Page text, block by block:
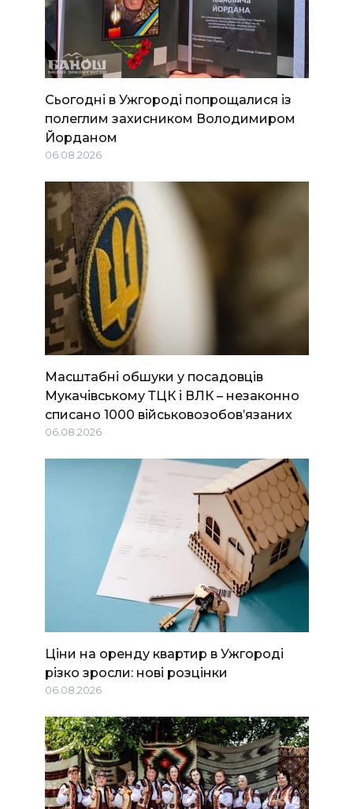
Сьогодні в Ужгороді попрощалися із
полеглим захисником Володимиром
Йорданом
06.08.2026
Масштабні обшуки у посадовців
Мукачівському ТЦК і ВЛК – незаконно
списано 1000 військовозобов’язаних
06.08.2026
Ціни на оренду квартир в Ужгороді
різко зросли: нові розцінки
06.08.2026